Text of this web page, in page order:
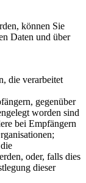
können Sie
Daten und über
die verarbeitet
gegenüber
worden sind
bei Empfängern
oder, falls dies
dieser